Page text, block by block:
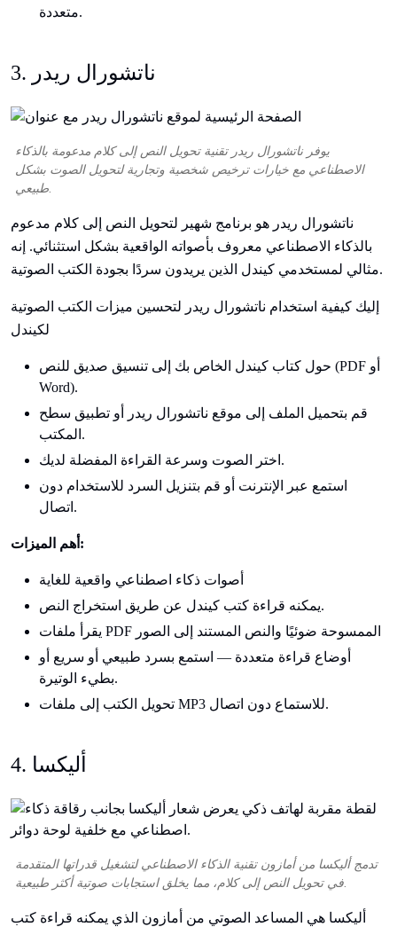
متعددة.
3. ناتشورال ريدر
يوفر ناتشورال ريدر تقنية تحويل النص إلى كلام مدعومة بالذكاء
الاصطناعي مع خيارات ترخيص شخصية وتجارية لتحويل الصوت بشكل
طبيعي.
ناتشورال ريدر هو برنامج شهير لتحويل النص إلى كلام مدعوم
بالذكاء الاصطناعي معروف بأصواته الواقعية بشكل استثنائي. إنه
مثالي لمستخدمي كيندل الذين يريدون سردًا بجودة الكتب الصوتية.
إليك كيفية استخدام ناتشورال ريدر لتحسين ميزات الكتب الصوتية
لكيندل
حول كتاب كيندل الخاص بك إلى تنسيق صديق للنص (PDF أو
Word).
قم بتحميل الملف إلى موقع ناتشورال ريدر أو تطبيق سطح
المكتب.
اختر الصوت وسرعة القراءة المفضلة لديك.
استمع عبر الإنترنت أو قم بتنزيل السرد للاستخدام دون
اتصال.
أهم الميزات:
أصوات ذكاء اصطناعي واقعية للغاية
يمكنه قراءة كتب كيندل عن طريق استخراج النص.
يقرأ ملفات PDF الممسوحة ضوئيًا والنص المستند إلى الصور
أوضاع قراءة متعددة — استمع بسرد طبيعي أو سريع أو
بطيء الوتيرة.
تحويل الكتب إلى ملفات MP3 للاستماع دون اتصال.
4. أليكسا
تدمج أليكسا من أمازون تقنية الذكاء الاصطناعي لتشغيل قدراتها المتقدمة
في تحويل النص إلى كلام، مما يخلق استجابات صوتية أكثر طبيعية.
أليكسا هي المساعد الصوتي من أمازون الذي يمكنه قراءة كتب